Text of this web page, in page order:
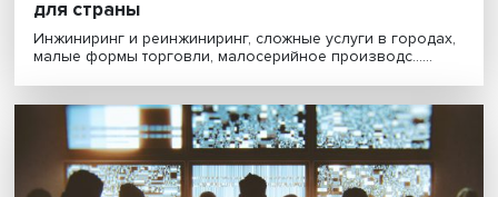
Российские специалисты демонстрируют высокую
квалификацию по разработке тест-систем и вакцин.
Так......